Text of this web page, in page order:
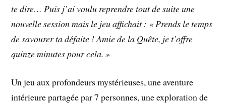
te dire… Puis j’ai voulu reprendre tout de suite une
nouvelle session mais le jeu affichait : « Prends le temps
de savourer ta défaite ! Amie de la Quête, je t’offre
quinze minutes pour cela. »
Un jeu aux profondeurs mystérieuses, une aventure
intérieure partagée par 7 personnes, une exploration de